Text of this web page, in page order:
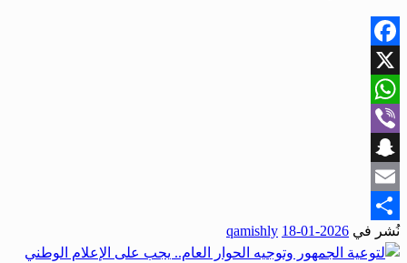
Facebook
X
WhatsApp
Viber
Snapchat
Email
Share
نُشر في 2026-01-18
qamishly